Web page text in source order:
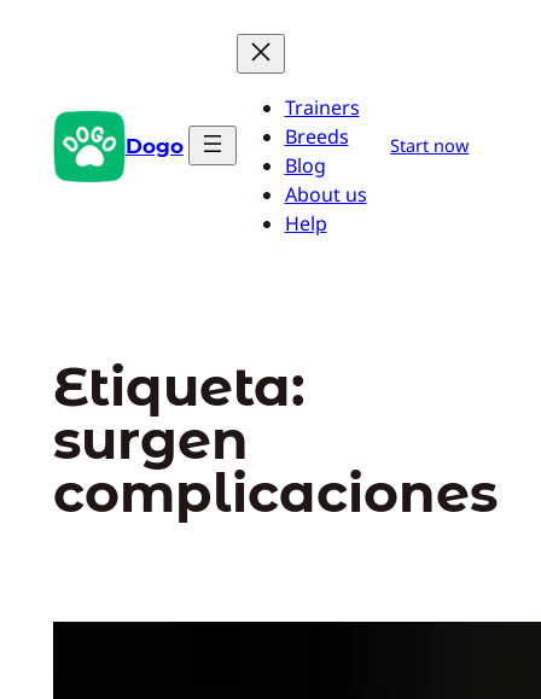
Dogo
Trainers
Breeds
Blog
About us
Help
Start now
Etiqueta:
surgen
complicaciones